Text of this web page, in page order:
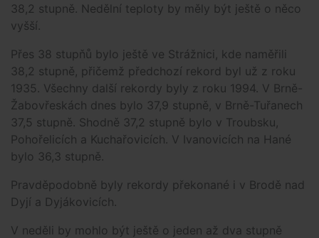
38,2 stupně. Nedělní teploty by měly být ještě o něco
vyšší.
Přes 38 stupňů bylo ještě ve Strážnici, kde naměřili
38,2 stupně, přičemž předchozí rekord byl už z roku
1935. Všechny další rekordy byly z roku 1994. V Brně-
Žabovřeskách dnes bylo 37,9 stupně, v Brně-Tuřanech
37,5 stupně. Shodně 37,2 stupně bylo v Troubsku,
Pohořelicích a Kuchařovicích. V Ivanovicích na Hané
bylo 36,3 stupně.
Pravděpodobně byly rekordy překonané i v Brodě nad
Dyjí a Dyjákovicích.
V neděli by mohlo být ještě o jeden až dva stupně